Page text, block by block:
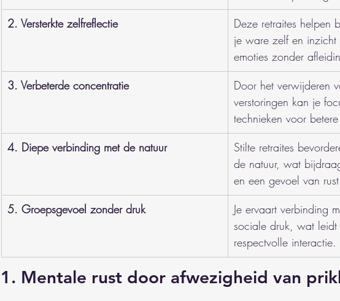
2. Versterkte zelfreflectie
Deze retraites helpen
je ware zelf en
emoties zonder
3. Verbeterde concentratie
Door het verwijderen
verstoringen kan je
technieken voor
4. Diepe verbinding met de natuur
Stilte retraites
de natuur, wat
en een gevoel van
5. Groepsgevoel zonder druk
Je ervaart verbinding
sociale druk, wat leidt
respectvolle interactie.
1. Mentale rust door afwezigheid van